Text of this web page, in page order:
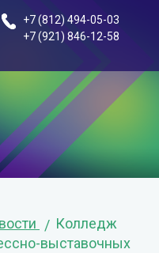
+7 (812) 494-05-03
+7 (921) 846-12-58
Колледж
выставочных